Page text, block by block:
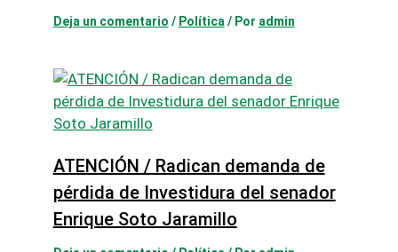
Deja un comentario / Política/ Por admin
ATENCIÓN / Radican demanda de
pérdida de Investidura del senador
Enrique Soto Jaramillo